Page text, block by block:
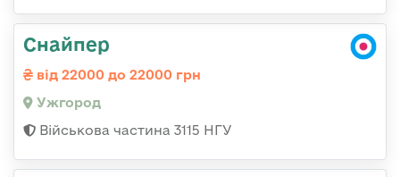
Снайпер
від 22000 до 22000 грн
Ужгород
Військова частина 3115 НГУ